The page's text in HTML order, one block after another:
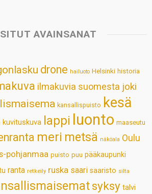
b
k
e
n
e
s
t
l
AVAINSANAT
drone hailuoto Helsinki historia
ilmakuvia suomesta joki
kansallispuisto kesä
kuvituskuva lappi luonto maaseutu
meri metsä näköala Oulu
pohjanmaa puisto puu pääkaupunki
ranta retkeily ruska saari saaristo silta
syksy talvi